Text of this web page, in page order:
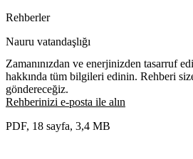
Rehberler
Nauru vatandaşlığı
Zamanınızdan ve enerjinizden tasarruf
hakkında tüm bilgileri edinin. Rehberi
göndereceğiz.
Rehberinizi e-posta ile alın
PDF, 18 sayfa, 3,4 MB